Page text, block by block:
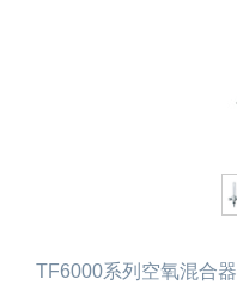
TF6000系列空氧混合器